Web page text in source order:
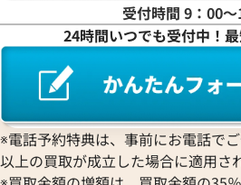
受付時間 9：00
24時間いつでも受付中！
※電話予約特典は、事前にお電話で
以上の買取が成立した場合に適用さ